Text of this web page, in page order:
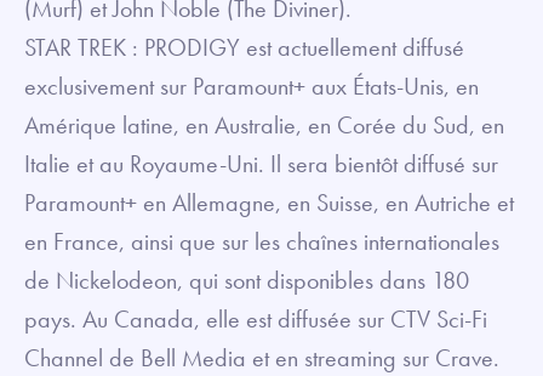
(Murf) et John Noble (The Diviner).
STAR TREK : PRODIGY est actuellement diffusé
exclusivement sur Paramount+ aux États-Unis, en
Amérique latine, en Australie, en Corée du Sud, en
Italie et au Royaume-Uni. Il sera bientôt diffusé sur
Paramount+ en Allemagne, en Suisse, en Autriche et
en France, ainsi que sur les chaînes internationales
de Nickelodeon, qui sont disponibles dans 180
pays. Au Canada, elle est diffusée sur CTV Sci-Fi
Channel de Bell Media et en streaming sur Crave.